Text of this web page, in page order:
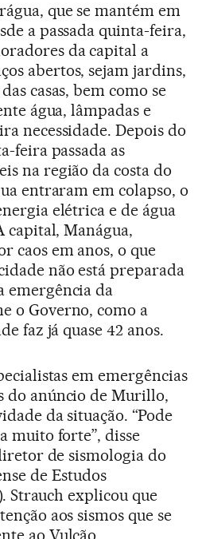
que se mantém em
a passada quinta-feira,
da capital a
abertos, sejam jardins,
casas, bem como se
água, lâmpadas e
necessidade. Depois do
feira passada as
na região da costa do
entraram em colapso, o
elétrica e de água
capital, Manágua,
caos em anos, o que
não está preparada
emergência da
o Governo, como a
faz já quase 42 anos.
em emergências
do anúncio de Murillo,
da situação. “Pode
muito forte”, disse
de sismologia do
de Estudos
Strauch explicou que
aos sismos que se
ao Vulcão